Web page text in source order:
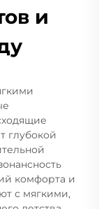
и
глубокой
комфорта и
с мягкими,